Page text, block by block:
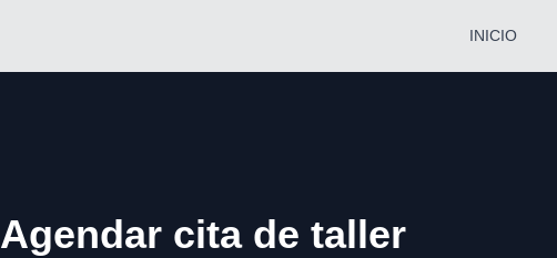
INICIO
Agendar cita de taller